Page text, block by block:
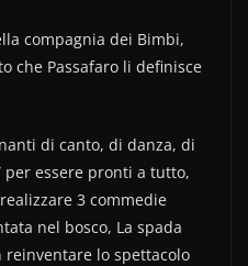
compagnia dei Bimbi,
che Passafaro li definisce
di canto, di danza, di
per essere pronti a tutto,
3 commedie
nel bosco, La spada
lo spettacolo